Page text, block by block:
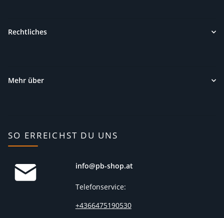
Rechtliches
Mehr über
SO ERREICHST DU UNS
info@pb-shop.at
Telefonservice:
+4366475190530